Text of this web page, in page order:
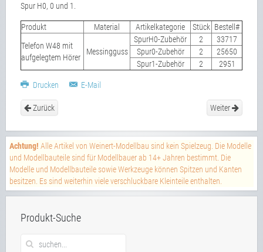
Spur H0, 0 und 1.
Produkt Material Artikelkategorie Stück Bestell#
Telefon W48 mit
aufgelegtem Hörer
Messingguss
SpurH0-Zubehör 2
33717
Spur0-Zubehör
2
25650
Spur1-Zubehör
2 2951
Drucken E-Mail
Zurück Weiter
Achtung! Alle Artikel von Weinert-Modellbau sind kein Spielzeug. Die Modelle
und Modellbauteile sind für Modellbauer ab 14+ Jahren bestimmt. Die
Modelle und Modellbauteile sowie Werkzeuge können Spitzen und Kanten
besitzen. Es sind weiterhin viele verschluckbare Kleinteile enthalten.
Produkt-Suche